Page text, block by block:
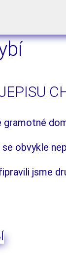
gramotné
obvykle
jsme